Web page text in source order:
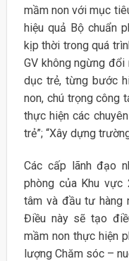
mầm non với mục
hiệu quả Bộ chuẩn
kịp thời trong quá
GV không ngừng
dục trẻ, từng bước
non, chú trọng công
thực hiện các
trẻ”; “Xây dựng
Các cấp lãnh đạo
phòng của Khu vực
tâm và đầu tư hàng
Điều này sẽ tạo
mầm non thực hiện
lượng Chăm sóc –